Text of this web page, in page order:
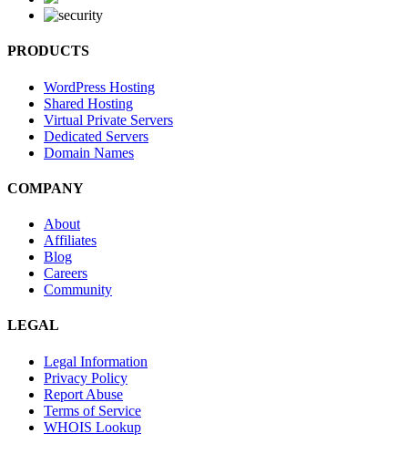
PRODUCTS
WordPress Hosting
Shared Hosting
Virtual Private Servers
Dedicated Servers
Domain Names
COMPANY
About
Affiliates
Blog
Careers
Community
LEGAL
Legal Information
Privacy Policy
Report Abuse
Terms of Service
WHOIS Lookup